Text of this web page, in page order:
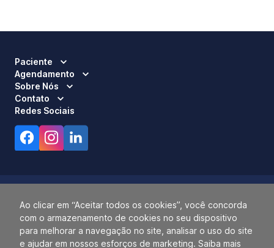
Ao clicar em “Aceitar todos os cookies”, você concorda
com o armazenamento de cookies no seu dispositivo
para melhorar a navegação no site, analisar o uso do site
e ajudar em nossos esforços de marketing. Saiba mais
Paciente
Agendamento
Sobre Nós
Contato
Redes Sociais
Responsável Técnico:
Dra. Luci Mara Barbiero – CRM 120.433/SP
2026 ALLIANÇA. TODOS OS DIREITOS RESERVADOS.
14.055.768/0001-77.